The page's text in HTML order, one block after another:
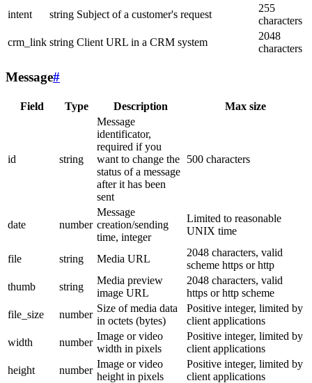
intent
string Subject of a customer's request
255
characters
crm_link string Client URL in a CRM system
2048
characters
Message#
Field Type Description Max size
id string
Message
identificator,
required if you
want to change the
status of a message
after it has been
sent
500 characters
date number
Message
creation/sending
time, integer
Limited to reasonable
UNIX time
file string Media URL
2048 characters, valid
scheme https or http
thumb
string
Media preview
image URL
2048 characters, valid
https or http scheme
file_size
number
Size of media data
in octets (bytes)
Positive integer, limited by
client applications
width
number
Image or video
width in pixels
Positive integer, limited by
client applications
height
number
Image or video
height in pixels
Positive integer, limited by
client applications